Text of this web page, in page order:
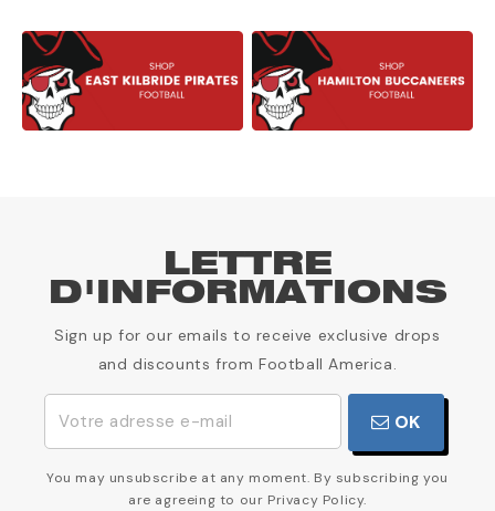
LETTRE
D'INFORMATIONS
Sign up for our emails to receive exclusive drops
and discounts from Football America.
OK
You may unsubscribe at any moment. By subscribing you
are agreeing to our Privacy Policy.